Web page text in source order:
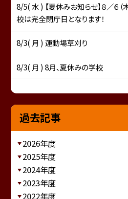
8/5( 水 ) 【夏休みお知らせ】８／６（木
校は完全閉庁日となります！
8/3( 月 ) 運動場草刈り
8/3( 月 ) 8月、夏休みの学校
過去記事
2026年度
2025年度
2024年度
2023年度
2022年度